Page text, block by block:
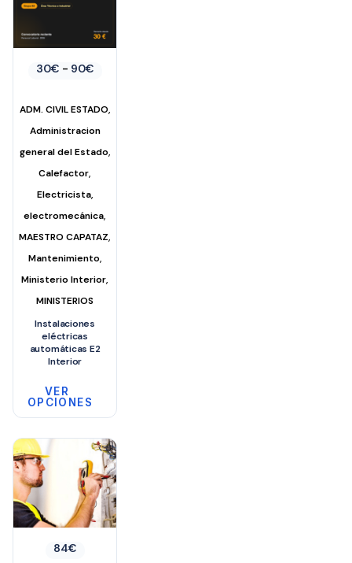
30€ - 90€Rango
desde
30€
hasta
ADM. CIVIL ESTADO,
Administracion
general del Estado,
Calefactor,
Electricista,
electromecánica,
MAESTRO CAPATAZ,
Mantenimiento,
Ministerio Interior,
MINISTERIOS
Instalaciones
eléctricas
automáticas E2
Interior
VER
OPCIONES
producto
tiene
múltiples
variantes.
Las
opciones
84€